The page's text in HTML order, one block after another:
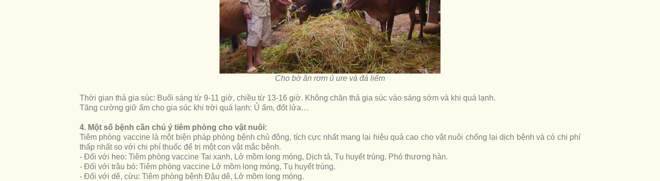
Cho bờ ăn rơm ủ ure và đá liếm
Thời gian thả gia súc: Buổi sáng từ 9-11 giờ, chiều từ 13-16 giờ. Không chăn thả gia súc vào sáng sớm và khi quá lạnh.
Tăng cường giữ ấm cho gia súc khi trời quá lạnh: Ủ ấm, đốt lửa…
4. Một số bệnh cần chú ý tiêm phòng cho vật nuôi:
Tiêm phòng vaccine là một biện pháp phòng bệnh chủ động, tích cực nhất mang lại hiệu quả cao cho vật nuôi chống lại dịch bệnh và có chi phí
thấp nhất so với chi phí thuốc để trị một con vật mắc bệnh.
- Đối với heo: Tiêm phòng vaccine Tai xanh, Lở mồm long móng, Dịch tả, Tụ huyết trùng, Phó thương hàn.
- Đối với trâu bò: Tiêm phòng vaccine Lở mồm long móng, Tụ huyết trùng.
- Đối với dê, cừu: Tiêm phòng bệnh Đậu dê, Lở mồm long móng.